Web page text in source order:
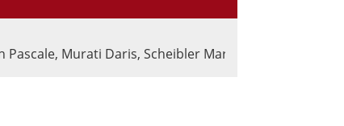
Murati Daris, Scheibler Marcel, Schindler